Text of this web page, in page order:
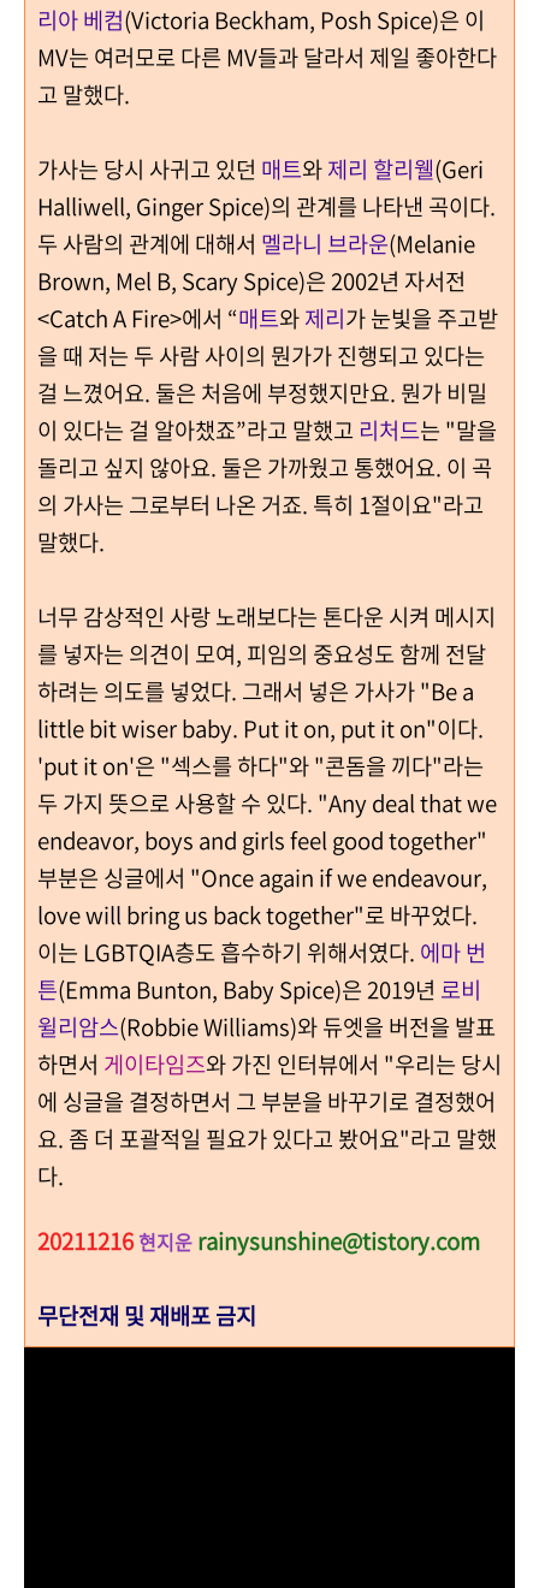
리아 베컴(Victoria Beckham, Posh Spice)은 이
MV는 여러모로 다른 MV들과 달라서 제일 좋아한다
고 말했다.
가사는 당시 사귀고 있던 매트와제리 할리웰(Geri
Halliwell, Ginger Spice)의 관계를 나타낸 곡이다.
두 사람의 관계에 대해서 멜라니 브라운(Melanie
Brown, Mel B, Scary Spice)은 2002년 자서전
<Catch A Fire>에서 “매트와제리가 눈빛을 주고받
을 때 저는 두 사람 사이의 뭔가가 진행되고 있다는
걸 느꼈어요. 둘은 처음에 부정했지만요. 뭔가 비밀
이 있다는 걸 알아챘죠”라고 말했고 리처드는 "말을
돌리고 싶지 않아요. 둘은 가까웠고 통했어요. 이 곡
의 가사는 그로부터 나온 거죠. 특히 1절이요"라고
말했다.
너무 감상적인 사랑 노래보다는 톤다운 시켜 메시지
를 넣자는 의견이 모여, 피임의 중요성도 함께 전달
하려는 의도를 넣었다. 그래서 넣은 가사가 "Be a
little bit wiser baby. Put it on, put it on"이다.
'put it on'은 "섹스를 하다"와 "콘돔을 끼다"라는
두 가지 뜻으로 사용할 수 있다. "Any deal that we
endeavor, boys and girls feel good together"
부분은 싱글에서 "Once again if we endeavour,
love will bring us back together"로 바꾸었다.
이는 LGBTQIA층도 흡수하기 위해서였다. 에마 번
튼(Emma Bunton, Baby Spice)은 2019년 로비
윌리암스(Robbie Williams)와 듀엣을 버전을 발표
하면서 게이타임즈와 가진 인터뷰에서 "우리는 당시
에 싱글을 결정하면서 그 부분을 바꾸기로 결정했어
요. 좀 더 포괄적일 필요가 있다고 봤어요"라고 말했
다.
20211216현지운 rainysunshine@tistory.com
무단전재 및 재배포 금지